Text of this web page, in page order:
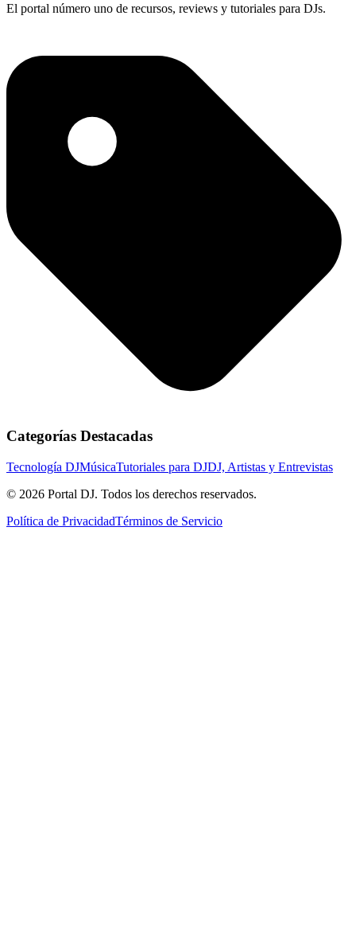
El portal número uno de recursos, reviews y tutoriales para DJs.
Categorías Destacadas
Tecnología DJMúsicaTutoriales para DJDJ, Artistas y Entrevistas
© 2026 Portal DJ. Todos los derechos reservados.
Política de PrivacidadTérminos de Servicio